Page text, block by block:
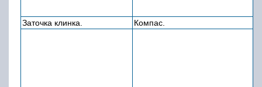
Заточка клинка. Компас.